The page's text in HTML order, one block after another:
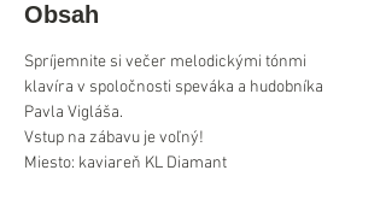
Obsah
Spríjemnite si večer melodickými tónmi
klavíra v spoločnosti speváka a hudobníka
Pavla Vigláša.
Vstup na zábavu je voľný!
Miesto: kaviareň KL Diamant